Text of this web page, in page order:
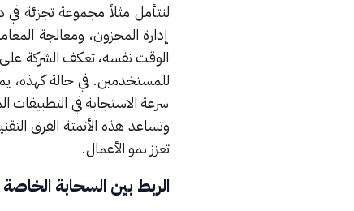
لنتأمل مثلاً مجموعة تجزئة في
إدارة المخزون، ومعالجة
الوقت نفسه، تعكف الشركة
للمستخدمين. في حالة كهذه،
سرعة الاستجابة في التطبيقات
وتساعد هذه الأتمتة الفرق
تعزز نمو الأعمال.
الربط بين السحابة